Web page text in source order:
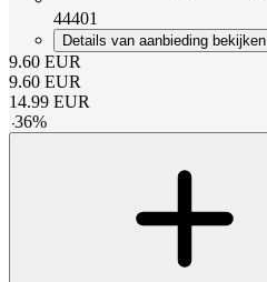
44401
Details van aanbieding bekijken
9.60 EUR
9.60 EUR
14.99 EUR
-36%